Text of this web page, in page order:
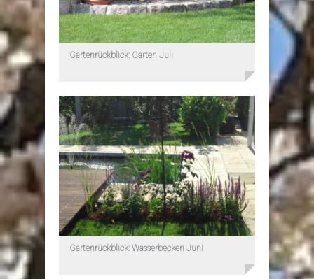
Gartenrückblick: Garten Juli
Gartenrückblick: Wasserbecken Juni